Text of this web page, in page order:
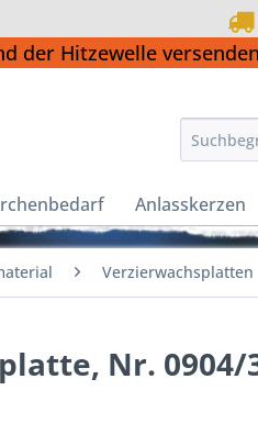
der Hitzewelle
Anlasskerzen
Verzierwachsplatten
Nr. 0904/